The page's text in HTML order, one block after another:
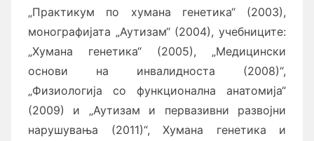
„Практикум по хумана генетика“ (2003),
монографијата „Аутизам“ (2004), учебниците:
„Ху­ма­на генетика“ (2005), „Медицински
основи на инвалидноста (2008)“,
„Физиологија со функционална анатомија“
(2009) и „Аутизам и первазивни развојни
нарушувања (2011)“, Хумана генетика и